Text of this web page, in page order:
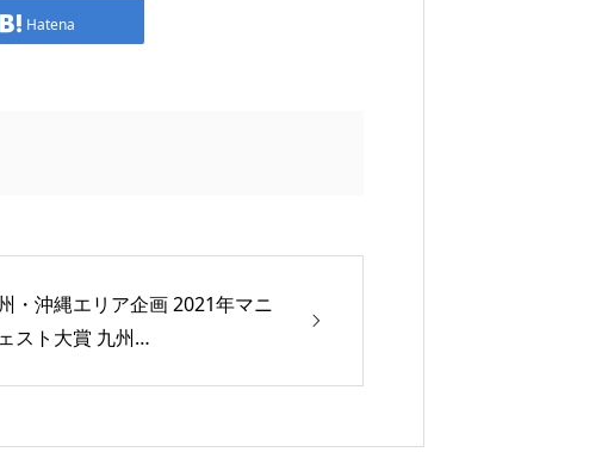
Hatena
・沖縄エリア企画 2021年マニ
スト大賞 九州…